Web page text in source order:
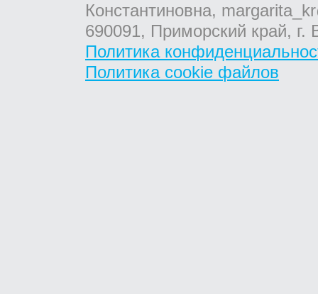
Константиновна,
690091, Приморский край,
Политика
Политика cookie файлов